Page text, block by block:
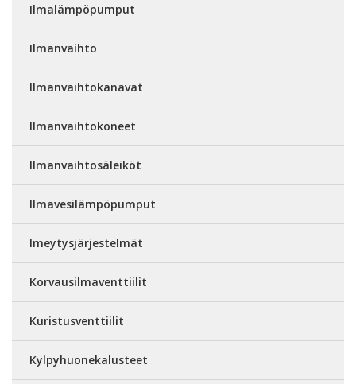
Ilmalämpöpumput
Ilmanvaihto
Ilmanvaihtokanavat
Ilmanvaihtokoneet
Ilmanvaihtosäleiköt
Ilmavesilämpöpumput
Imeytysjärjestelmät
Korvausilmaventtiilit
Kuristusventtiilit
Kylpyhuonekalusteet